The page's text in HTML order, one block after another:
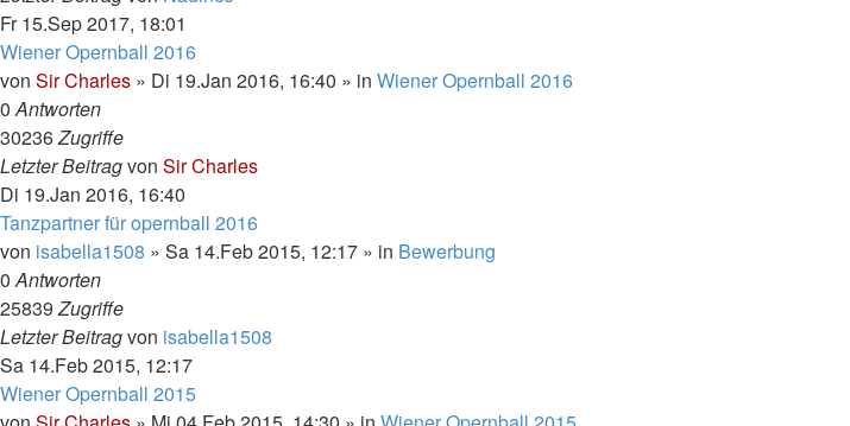
Fr 15.Sep 2017, 18:01
Wiener Opernball 2016
von Sir Charles » Di 19.Jan 2016, 16:40 » in Wiener Opernball 2016
0Antworten
30236Zugriffe
Letzter Beitragvon Sir Charles
Di 19.Jan 2016, 16:40
Tanzpartner für opernball 2016
von isabella1508 » Sa 14.Feb 2015, 12:17 » in Bewerbung
0Antworten
25839Zugriffe
Letzter Beitragvon isabella1508
Sa 14.Feb 2015, 12:17
Wiener Opernball 2015